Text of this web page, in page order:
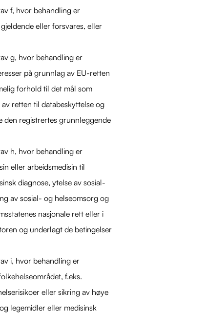
f, hvor behandling er
eller forsvares, eller
g, hvor behandling er
på grunnlag av EU-retten
forhold til det mål som
retten til databeskyttelse og
den registrertes grunnleggende
h, hvor behandling er
eller arbeidsmedisin til
diagnose, ytelse av sosial-
av sosial- og helseomsorg og
nasjonale rett eller i
og underlagt de betingelser
i, hvor behandling er
f.eks.
eller sikring av høye
legemidler eller medisinsk